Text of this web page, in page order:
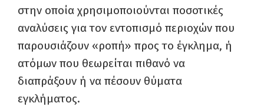
στην οποία χρησιμοποιούνται ποσοτικές
αναλύσεις για τον εντοπισμό περιοχών που
παρουσιάζουν «ροπή» προς το έγκλημα, ή
ατόμων που θεωρείται πιθανό να
διαπράξουν ή να πέσουν θύματα
εγκλήματος.